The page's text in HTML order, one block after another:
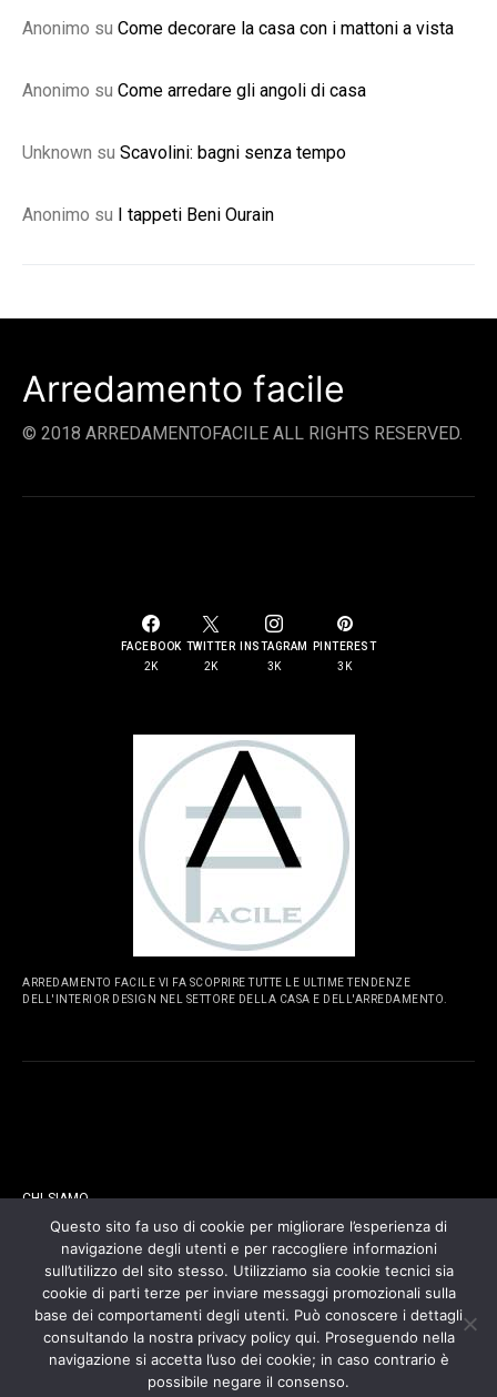
Anonimo su Come decorare la casa con i mattoni a vista
Anonimo su Come arredare gli angoli di casa
Unknown su Scavolini: bagni senza tempo
Anonimo su I tappeti Beni Ourain
Arredamento facile
© 2018 ARREDAMENTOFACILE ALL RIGHTS RESERVED.
FACEBOOK
2K
TWITTER
2K
INSTAGRAM
3K
PINTEREST
3K
ARREDAMENTO FACILE VI FA SCOPRIRE TUTTE LE ULTIME TENDENZE
DELL'INTERIOR DESIGN NEL SETTORE DELLA CASA E DELL'ARREDAMENTO.
CHI SIAMO
CONTATTI
COOKIES POLICY
PRIVACY POLICY
Questo sito fa uso di cookie per migliorare l’esperienza di
navigazione degli utenti e per raccogliere informazioni
sull’utilizzo del sito stesso. Utilizziamo sia cookie tecnici sia
cookie di parti terze per inviare messaggi promozionali sulla
base dei comportamenti degli utenti. Può conoscere i dettagli
consultando la nostra privacy policy qui. Proseguendo nella
navigazione si accetta l’uso dei cookie; in caso contrario è
possibile negare il consenso.